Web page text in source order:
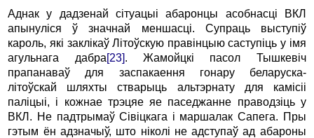
Аднак у дадзенай сітуацыі абаронцы асобнасці ВКЛ
апынуліся ў значнай меншасці. Супраць выступіў
кароль, які заклікаў Літоўскую правінцыю саступіць у імя
агульнага дабра[23]. Жамойцкі пасол Тышкевіч
прапанаваў для заспакаення гонару беларуска-
літоўскай шляхты стварыць альтэрнату для камісіі
паліцыі, і кожнае трэцяе яе паседжанне праводзіць у
ВКЛ. Не падтрымаў Сівіцкага і маршалак Сапега. Пры
гэтым ён адзначыў, што ніколі не адступаў ад абароны